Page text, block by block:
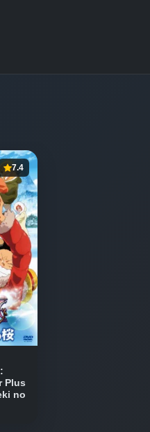
7.4
Plus
no